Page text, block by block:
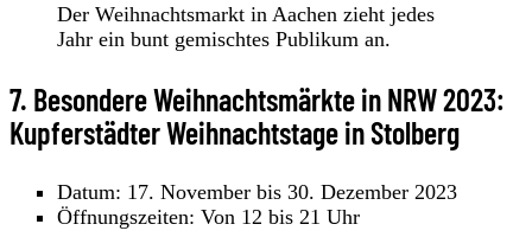
Der Weihnachtsmarkt in Aachen zieht jedes
Jahr ein bunt gemischtes Publikum an.
7. Besondere Weihnachtsmärkte in NRW 2023:
Kupferstädter Weihnachtstage in Stolberg
Datum: 17. November bis 30. Dezember 2023
Öffnungszeiten: Von 12 bis 21 Uhr